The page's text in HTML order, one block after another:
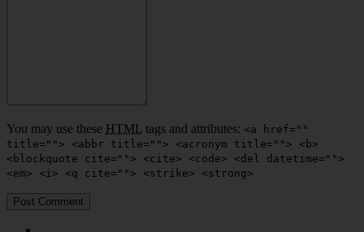
You may use these HTML tags and attributes: <a href=""
title=""> <abbr title=""> <acronym title=""> <b>
<blockquote cite=""> <cite> <code> <del datetime="">
<em> <i> <q cite=""> <strike> <strong>